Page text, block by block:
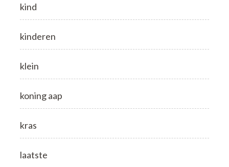
kind
kinderen
klein
koning aap
kras
laatste